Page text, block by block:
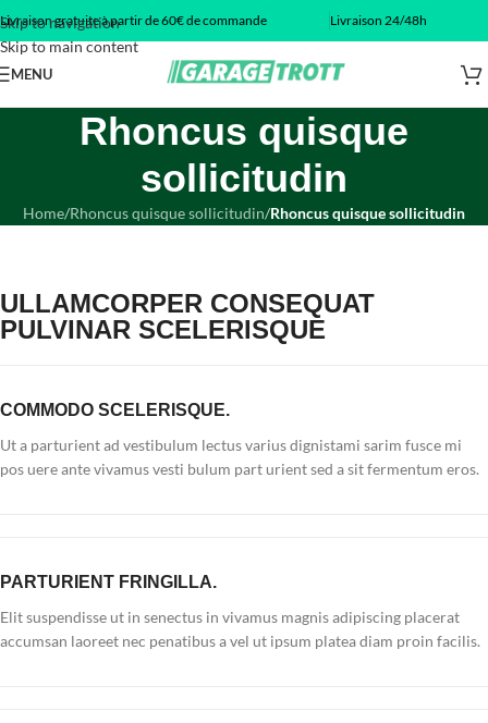
Skip to navigation
Skip to main content
Livraison gratuite à partir de 60€ de commande Livraison 24/48h
MENU
Rhoncus quisque
sollicitudin
Home/Rhoncus quisque sollicitudin/Rhoncus quisque sollicitudin
ULLAMCORPER CONSEQUAT
PULVINAR SCELERISQUE
COMMODO SCELERISQUE.
Ut a parturient ad vestibulum lectus varius dignistami sarim fusce mi
pos uere ante vivamus vesti bulum part urient sed a sit fermentum eros.
PARTURIENT FRINGILLA.
Elit suspendisse ut in senectus in vivamus magnis adipiscing placerat
accumsan laoreet nec penatibus a vel ut ipsum platea diam proin facilis.